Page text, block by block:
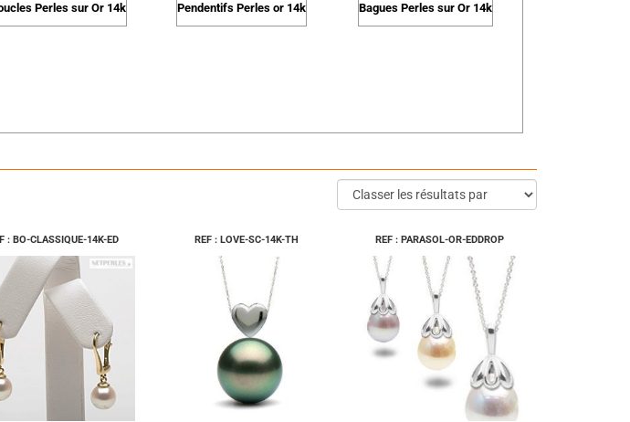
Perles sur Or 14k Pendentifs Perles or 14k Bagues Perles sur Or 14k
: BO-CLASSIQUE-14K-ED REF : LOVE-SC-14K-TH REF : PARASOL-OR-EDDROP